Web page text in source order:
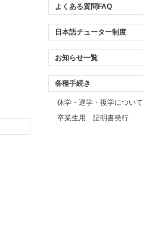
よくある質問FAQ
日本語チューター制度
お知らせ一覧
各種手続き
休学・退学・復学について
卒業生用 証明書発行